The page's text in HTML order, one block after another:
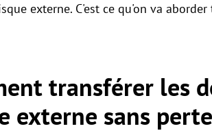
externe. C'est ce qu'on va
transférer les
externe sans